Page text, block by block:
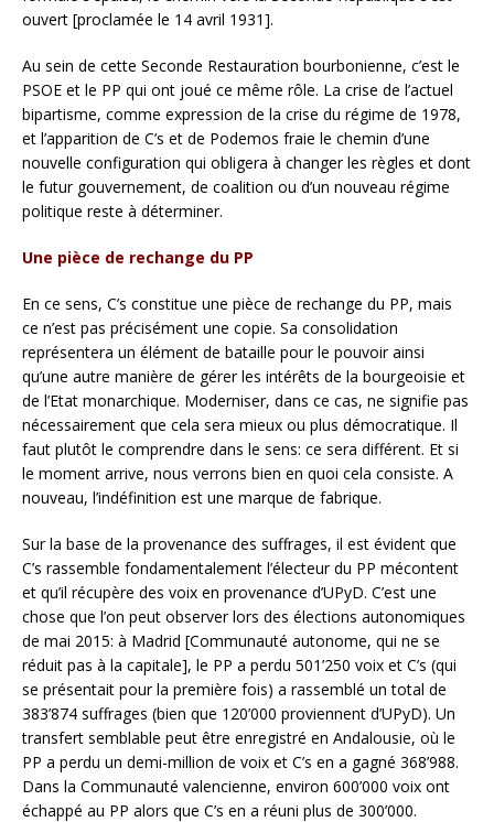
ouvert [proclamée le 14 avril 1931].
Au sein de cette Seconde Restauration bourbonienne, c’est le
PSOE et le PP qui ont joué ce même rôle. La crise de l’actuel
bipartisme, comme expression de la crise du régime de 1978,
et l’apparition de C’s et de Podemos fraie le chemin d’une
nouvelle configuration qui obligera à changer les règles et dont
le futur gouvernement, de coalition ou d’un nouveau régime
politique reste à déterminer.
Une pièce de rechange du PP
En ce sens, C’s constitue une pièce de rechange du PP, mais
ce n’est pas précisément une copie. Sa consolidation
représentera un élément de bataille pour le pouvoir ainsi
qu’une autre manière de gérer les intérêts de la bourgeoisie et
de l’Etat monarchique. Moderniser, dans ce cas, ne signifie pas
nécessairement que cela sera mieux ou plus démocratique. Il
faut plutôt le comprendre dans le sens: ce sera différent. Et si
le moment arrive, nous verrons bien en quoi cela consiste. A
nouveau, l’indéfinition est une marque de fabrique.
Sur la base de la provenance des suffrages, il est évident que
C’s rassemble fondamentalement l’électeur du PP mécontent
et qu’il récupère des voix en provenance d’UPyD. C’est une
chose que l’on peut observer lors des élections autonomiques
de mai 2015: à Madrid [Communauté autonome, qui ne se
réduit pas à la capitale], le PP a perdu 501’250 voix et C’s (qui
se présentait pour la première fois) a rassemblé un total de
383’874 suffrages (bien que 120’000 proviennent d’UPyD). Un
transfert semblable peut être enregistré en Andalousie, où le
PP a perdu un demi-million de voix et C’s en a gagné 368’988.
Dans la Communauté valencienne, environ 600’000 voix ont
échappé au PP alors que C’s en a réuni plus de 300’000.